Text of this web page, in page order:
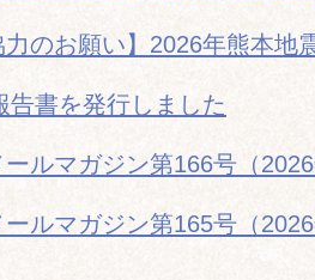
力のお願い】2026年熊本地
告書を発行しました
ルマガジン第166号（
ルマガジン第165号（